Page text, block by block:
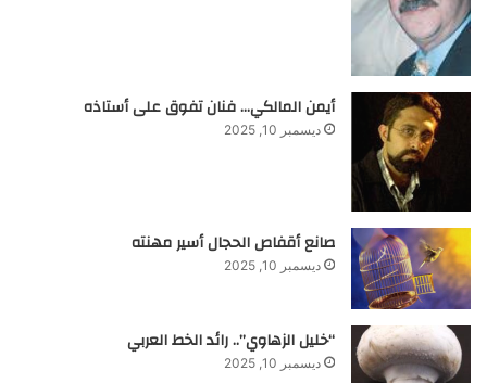
أيمن المالكي… فنان تفوق على أستاذه
ديسمبر 10, 2025
صانع أقفاص الحجال أسير مهنته
ديسمبر 10, 2025
“خليل الزهاوي”.. رائد الخط العربي
ديسمبر 10, 2025